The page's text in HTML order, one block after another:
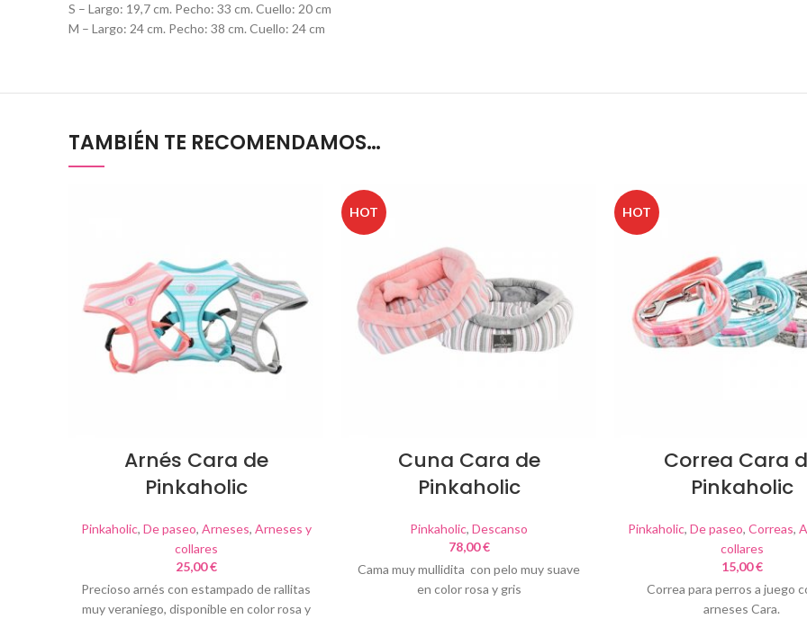
S – Largo: 19,7 cm. Pecho: 33 cm. Cuello: 20 cm
M – Largo: 24 cm. Pecho: 38 cm. Cuello: 24 cm
TAMBIÉN TE RECOMENDAMOS…
Arnés Cara de
Pinkaholic
Pinkaholic, De paseo, Arneses, Arneses y
collares
25,00€
Precioso arnés con estampado de rallitas
muy veraniego, disponible en color rosa y
HOT
Cuna Cara de
Pinkaholic
Pinkaholic, Descanso
78,00€
Cama muy mullidita con pelo muy suave
en color rosa y gris
HOT
Correa Cara
Pinkaholic
Pinkaholic, De paseo, Correas,
collares
15,00€
Correa para perros a juego
arneses Cara.